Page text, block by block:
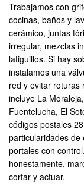
Trabajamos con
cocinas, baños y
cerámico, juntas
irregular, mezclas
latiguillos. Si hay
instalamos una
red y evitar roturas
incluye La
Fuentelucha, El
códigos postales
particularidades de
portales con
honestamente,
cortar y actuar.